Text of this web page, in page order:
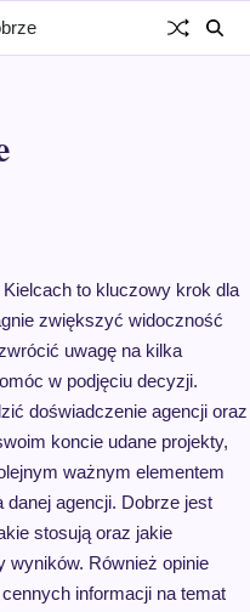
to kluczowy krok dla
zwiększyć widoczność
uwagę na kilka
w podjęciu decyzji.
doświadczenie agencji oraz
koncie udane projekty,
ważnym elementem
danej agencji. Dobrze jest
stosują oraz jakie
wyników. Również opinie
informacji na temat